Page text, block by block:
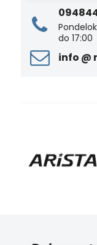
do 17:00
info ​@